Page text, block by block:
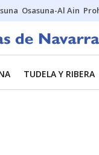
Osasuna-Al Ain
TUDELA Y RIBERA